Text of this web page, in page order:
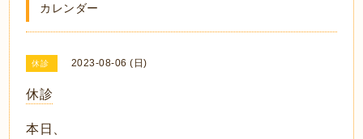
カレンダー
休診 2023-08-06 (日)
休診
本日、